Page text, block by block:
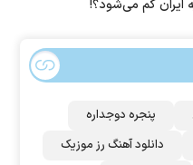
ایران کم می‌شود؟!
پنجره دوجداره
دانلود آهنگ رز‌ موزیک